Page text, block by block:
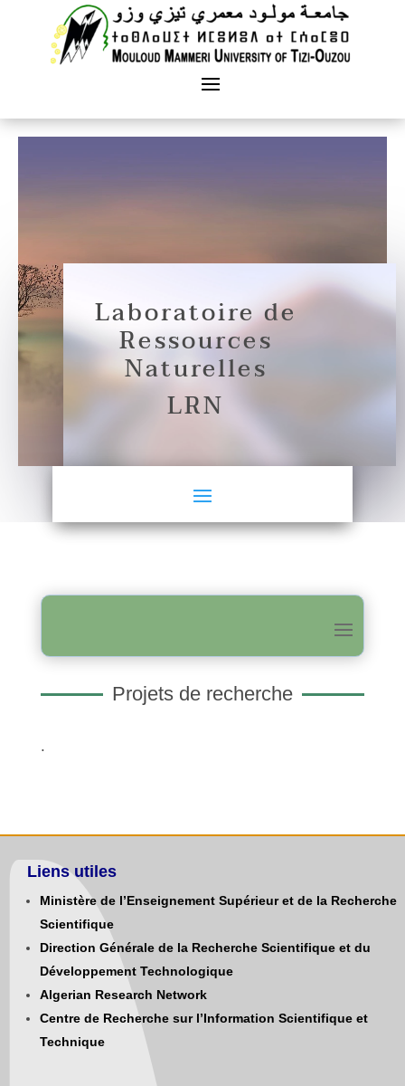
Laboratoire de
Ressources
Naturelles
LRN
Projets de recherche
.
Liens utiles
Ministère de l’Enseignement Supérieur et de la Recherche
Scientifique
Direction Générale de la Recherche Scientifique et du
Développement Technologique
Algerian Research Network
Centre de Recherche sur l’Information Scientifique et
Technique